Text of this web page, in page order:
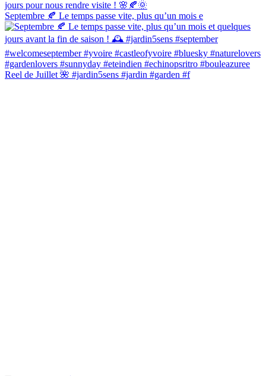
Septembre 🍂 Le temps passe vite, plus qu’un mois e
Reel de Juillet 🌺 #jardin5sens #jardin #garden #f